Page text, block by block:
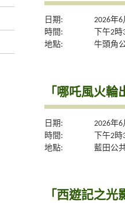
日期:
2026年
時間:
下午2
地點:
牛頭角
「哪吒風火輪
日期:
2026年
時間:
下午2
地點:
藍田公
「西遊記之光